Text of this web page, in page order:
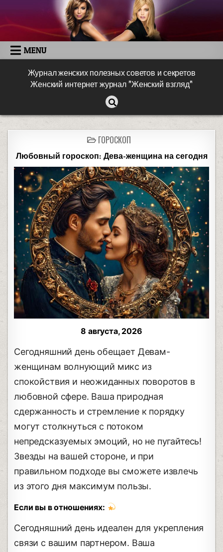
MENU
Журнал женских полезных советов и секретов
Женский интернет журнал "Женский взгляд"
ГОРОСКОП
Любовный гороскоп: Дева-женщина на сегодня
8 августа, 2026
Сегодняшний день обещает Девам-
женщинам волнующий микс из
спокойствия и неожиданных поворотов в
любовной сфере. Ваша природная
сдержанность и стремление к порядку
могут столкнуться с потоком
непредсказуемых эмоций, но не пугайтесь!
Звезды на вашей стороне, и при
правильном подходе вы сможете извлечь
из этого дня максимум пользы.
Если вы в отношениях:
Сегодняшний день идеален для укрепления
связи с вашим партнером. Ваша